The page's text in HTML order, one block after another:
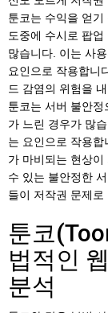
툰코는 수익을 얻
도중에 수시로 팝
많습니다. 이는 사
요인으로 작용합니
드 감염의 위험을
툰코는 서버 불안
가 느린 경우가 많
는 요인으로 작용
가 마비되는 현상
수 있는 불안정한
들이 저작권 문제로
툰코
법적인
분석